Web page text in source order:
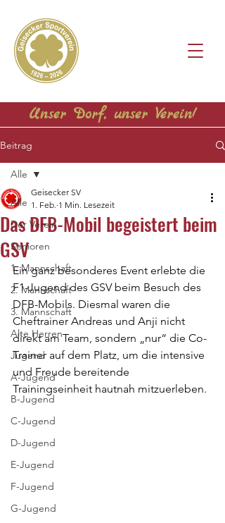
Unser Dorf, unser Verein!
Beitrag
Alle
Der Verein
Senioren
1. Mannschaft
2. Mannschaft
3. Mannschaft
Alte Herren
Jugend
A-Jugend
B-Jugend
C-Jugend
D-Jugend
E-Jugend
F-Jugend
G-Jugend
Alle
Das DFB-Mobil begeistert beim
GSV
Geisecker SV
1. Feb. 1 Min. Lesezeit
Ein ganz besonderes Event erlebte die
F1-Jugend des GSV beim Besuch des
DFB-Mobils. Diesmal waren die
Cheftrainer Andreas und Anji nicht
direkt am Team, sondern „nur“ die Co-
Trainer auf dem Platz, um die intensive
und Freude bereitende
Trainingseinheit hautnah mitzuerleben.